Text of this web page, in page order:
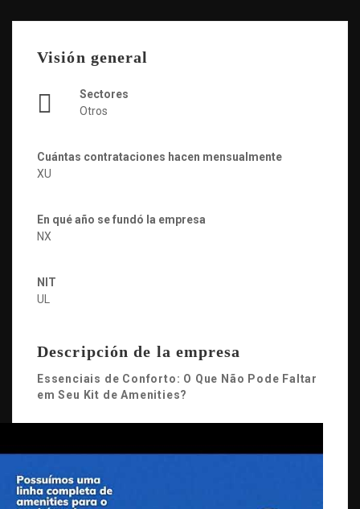
Visión general
Sectores
Otros
Cuántas contrataciones hacen mensualmente
XU
En qué año se fundó la empresa
NX
NIT
UL
Descripción de la empresa
Essenciais de Conforto: O Que Não Pode Faltar
em Seu Kit de Amenities?